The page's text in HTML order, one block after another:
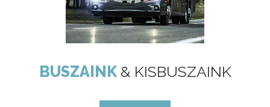
BUSZAINK & KISBUSZAINK